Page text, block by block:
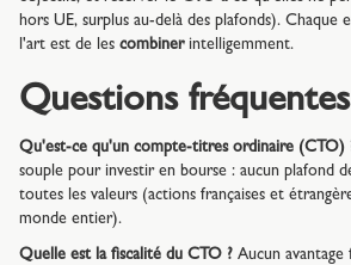
hors UE, surplus au-delà des plafonds). Chaque
l'art est de les combinerintelligemment.
Questions fréquentes
Qu'est-ce qu'un compte-titres ordinaire (CTO)
souple pour investir en bourse : aucun plafond
toutes les valeurs (actions françaises et
monde entier).
Quelle est la fiscalité du CTO ? Aucun avantage